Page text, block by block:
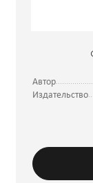
Автор
Издательство